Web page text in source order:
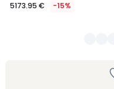
5173.95 € -15%